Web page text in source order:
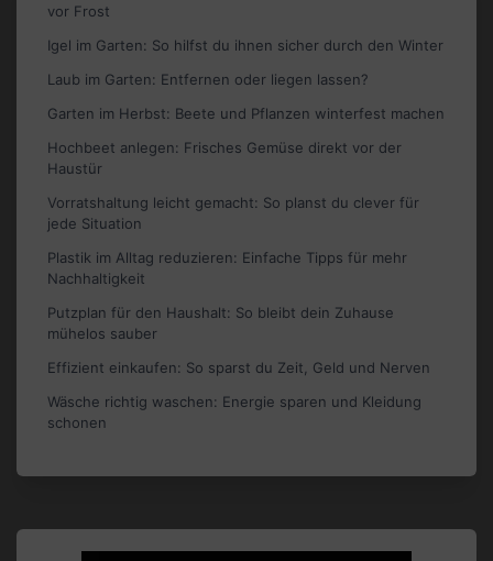
vor Frost
Igel im Garten: So hilfst du ihnen sicher durch den Winter
Laub im Garten: Entfernen oder liegen lassen?
Garten im Herbst: Beete und Pflanzen winterfest machen
Hochbeet anlegen: Frisches Gemüse direkt vor der
Haustür
Vorratshaltung leicht gemacht: So planst du clever für
jede Situation
Plastik im Alltag reduzieren: Einfache Tipps für mehr
Nachhaltigkeit
Putzplan für den Haushalt: So bleibt dein Zuhause
mühelos sauber
Effizient einkaufen: So sparst du Zeit, Geld und Nerven
Wäsche richtig waschen: Energie sparen und Kleidung
schonen